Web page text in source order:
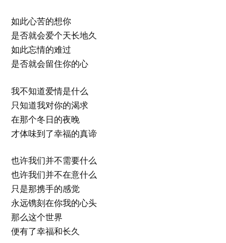
如此心苦的想你
是否就会爱个天长地久
如此忘情的难过
是否就会留住你的心
我不知道爱情是什么
只知道我对你的渴求
在那个冬日的夜晚
才体味到了幸福的真谛
也许我们并不需要什么
也许我们并不在意什么
只是那携手的感觉
永远镌刻在你我的心头
那么这个世界
便有了幸福和长久